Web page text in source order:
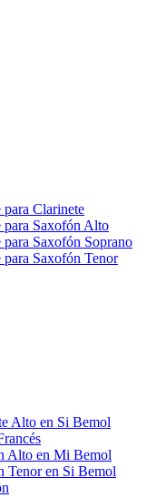
Clarinete
para Saxofón Alto
Saxofón Soprano
Saxofón Tenor
Alto en Si Bemol
Alto en Mi Bemol
Tenor en Si Bemol